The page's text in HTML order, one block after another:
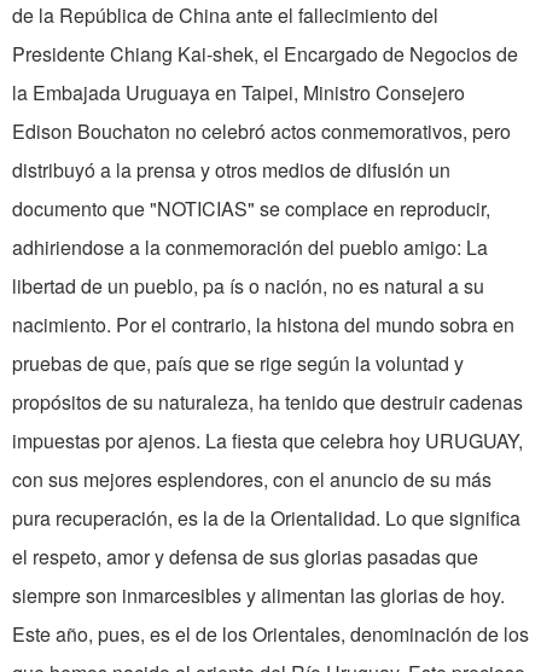
de la República de China ante el fallecimiento del
Presidente Chiang Kai-shek, el Encargado de Negocios de
la Embajada Uruguaya en Taipei, Ministro Consejero
Edison Bouchaton no celebró actos conmemorativos, pero
distribuyó a la prensa y otros medios de difusión un
documento que "NOTICIAS" se complace en reproducir,
adhiriendose a la conmemoración del pueblo amigo: La
libertad de un pueblo, pa ís o nación, no es natural a su
nacimiento. Por el contrario, la histona del mundo sobra en
pruebas de que, país que se rige según la voluntad y
propósitos de su naturaleza, ha tenido que destruir cadenas
impuestas por ajenos. La fiesta que celebra hoy URUGUAY,
con sus mejores esplendores, con el anuncio de su más
pura recuperación, es la de la Orientalidad. Lo que significa
el respeto, amor y defensa de sus glorias pasadas que
siempre son inmarcesibles y alimentan las glorias de hoy.
Este año, pues, es el de los Orientales, denominación de los